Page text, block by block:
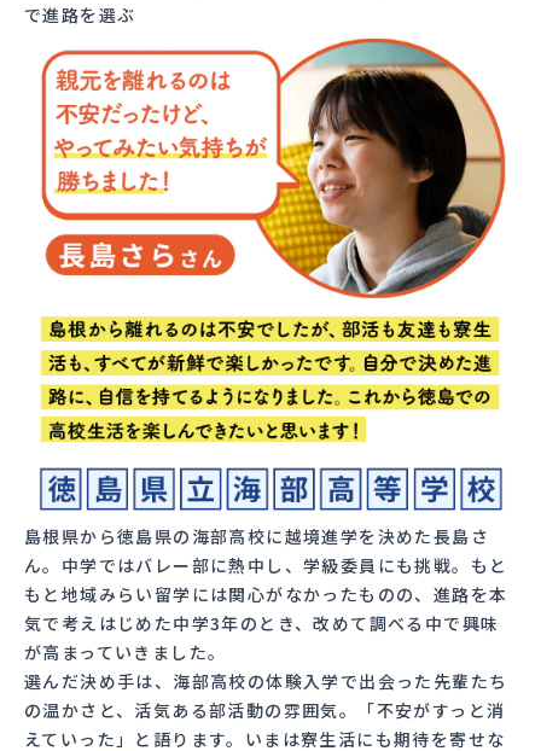
で進路を選ぶ
島根県から徳島県の海部高校に越境進学を決めた長島さ
ん。中学ではバレー部に熱中し、学級委員にも挑戦。もと
もと地域みらい留学には関心がなかったものの、進路を本
気で考えはじめた中学3年のとき、改めて調べる中で興味
が高まっていきました。
選んだ決め手は、海部高校の体験入学で出会った先輩たち
の温かさと、活気ある部活動の雰囲気。「不安がすっと消
えていった」と語ります。いまは寮生活にも期待を寄せな